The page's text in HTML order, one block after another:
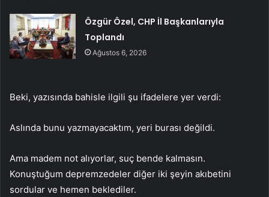
Özgür Özel, CHP İl Başkanlarıyla
Toplandı
Ağustos 6, 2026
Beki, yazısında bahisle ilgili şu ifadelere yer verdi:
Aslında bunu yazmayacaktım, yeri burası değildi.
Ama madem not alıyorlar, suç bende kalmasın.
Konuştuğum depremzedeler diğer iki şeyin akıbetini
sordular ve hemen beklediler.